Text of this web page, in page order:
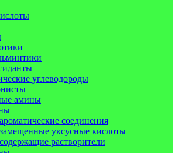
углеводороды
амины
соединения
уксусные кислоты
растворители